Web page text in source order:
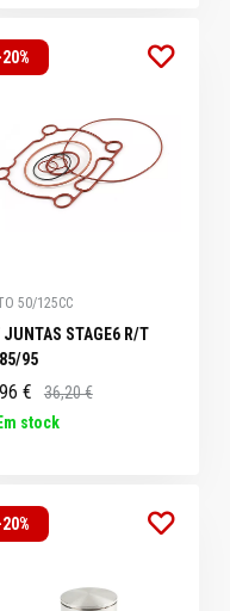
50/125CC
JUNTAS STAGE6 R/T
95
€
36,20 €
Em stock